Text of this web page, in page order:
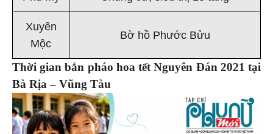
Xuyên
Mộc
Bờ hồ Phước Bửu
Thời gian bắn pháo hoa tết Nguyên Đán 2021 tại
Bà Rịa – Vũng Tàu